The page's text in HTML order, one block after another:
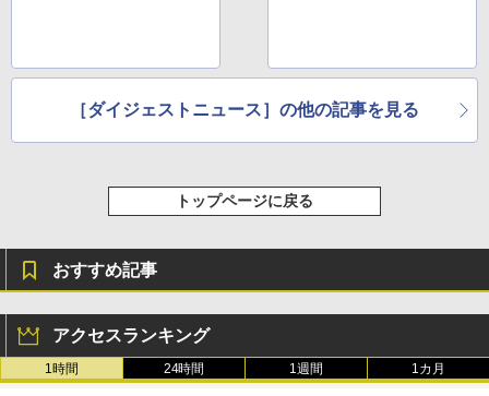
［ダイジェストニュース］の他の記事を見る
トップページに戻る
おすすめ記事
アクセスランキング
1時間 24時間 1週間 1カ月